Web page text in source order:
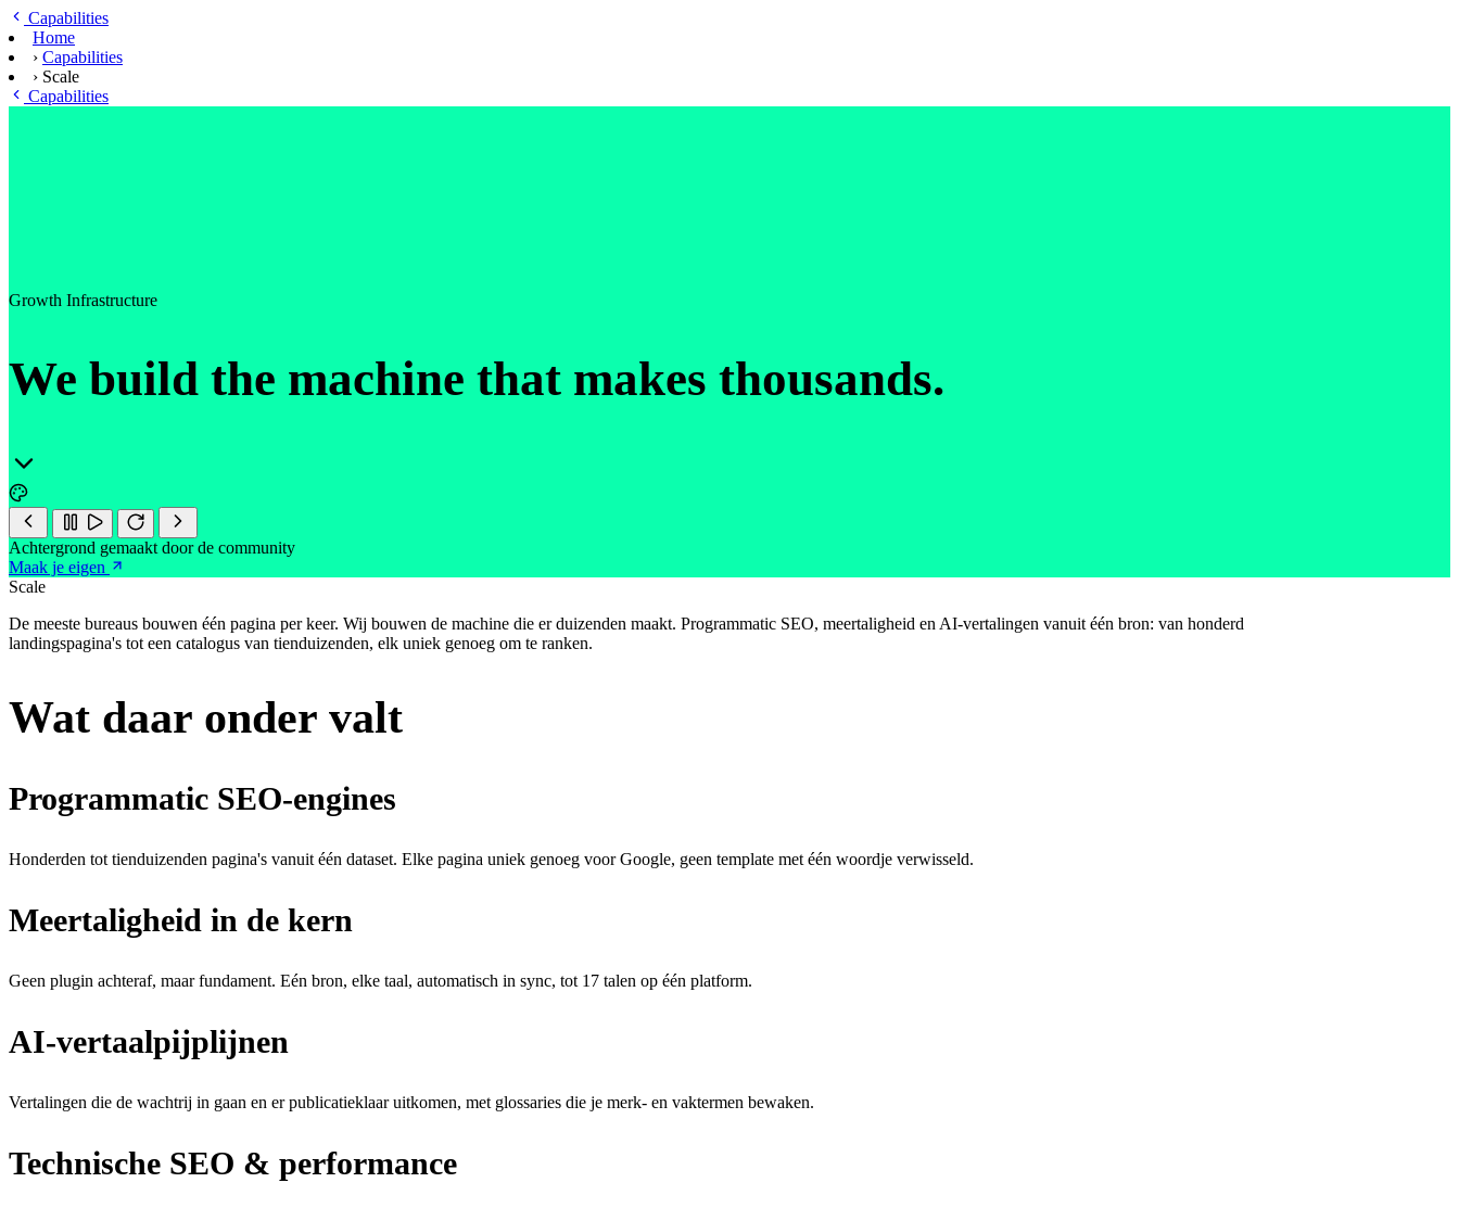
Ga naar hoofdinhoud
Capabilities
Home
› Capabilities
› Scale
Capabilities
Growth Infrastructure
We build the machine that makes thousands.
Achtergrond gemaakt door de community
Maak je eigen
Scale
De meeste bureaus bouwen één pagina per keer. Wij bouwen de machine die er duizenden maakt. Programmatic SEO, meertaligheid en AI-vertalingen vanuit één bron: van honderd
landingspagina's tot een catalogus van tienduizenden, elk uniek genoeg om te ranken.
Wat daar onder valt
Programmatic SEO-engines
Honderden tot tienduizenden pagina's vanuit één dataset. Elke pagina uniek genoeg voor Google, geen template met één woordje verwisseld.
Meertaligheid in de kern
Geen plugin achteraf, maar fundament. Eén bron, elke taal, automatisch in sync, tot 17 talen op één platform.
AI-vertaalpijplijnen
Vertalingen die de wachtrij in gaan en er publicatieklaar uitkomen, met glossaries die je merk- en vaktermen bewaken.
Technische SEO & performance